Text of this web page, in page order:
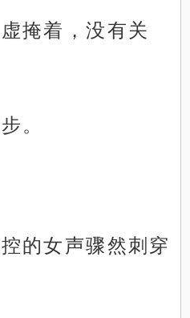
掩着，没有关
。
的女声骤然刺穿